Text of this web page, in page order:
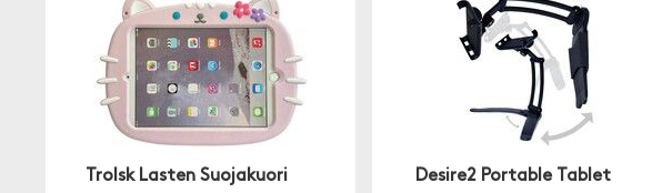
Trolsk Lasten Suojakuori
Desire2 Portable Tablet